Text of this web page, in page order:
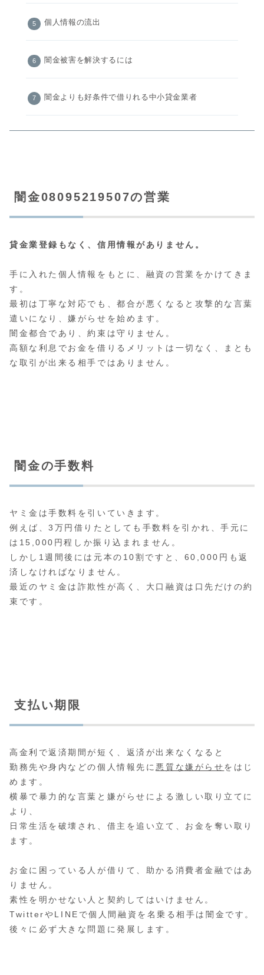
個人情報の流出
闇金被害を解決するには
闇金よりも好条件で借りれる中小貸金業者
闇金08095219507の営業
貸金業登録もなく、信用情報がありません。
手に入れた個人情報をもとに、融資の営業をかけてきま
す。
最初は丁寧な対応でも、都合が悪くなると攻撃的な言葉
遣いになり、嫌がらせを始めます。
闇金都合であり、約束は守りません。
高額な利息でお金を借りるメリットは一切なく、まとも
な取引が出来る相手ではありません。
闇金の手数料
ヤミ金は手数料を引いていきます。
例えば、3万円借りたとしても手数料を引かれ、手元に
は15,000円程しか振り込まれません。
しかし1週間後には元本の10割ですと、60,000円も返
済しなければなりません。
最近のヤミ金は詐欺性が高く、大口融資は口先だけの約
束です。
支払い期限
高金利で返済期間が短く、返済が出来なくなると
勤務先や身内などの個人情報先に 悪質な嫌がらせをはじ
めます。
横暴で暴力的な言葉と嫌がらせによる激しい取り立てに
より、
日常生活を破壊され、借主を追い立て、お金を奪い取り
ます。
お金に困っている人が借りて、助かる消費者金融ではあ
りません。
素性を明かせない人と契約してはいけません。
TwitterやLINEで個人間融資を名乗る相手は闇金です。
後々に必ず大きな問題に発展します。